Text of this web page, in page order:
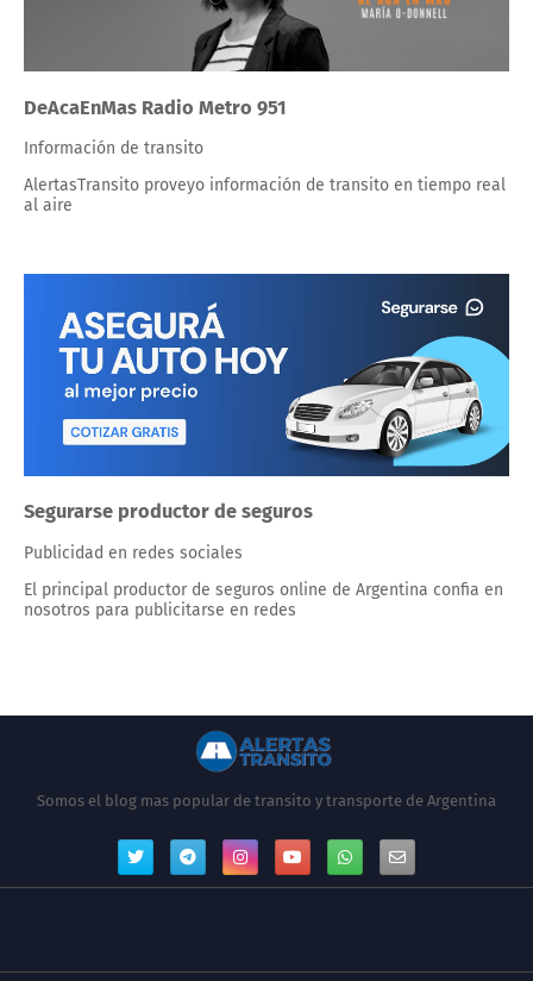
DeAcaEnMas Radio Metro 951
Información de transito
AlertasTransito proveyo información de transito en tiempo real
al aire
Segurarse productor de seguros
Publicidad en redes sociales
El principal productor de seguros online de Argentina confia en
nosotros para publicitarse en redes
Somos el blog mas popular de transito y transporte de Argentina